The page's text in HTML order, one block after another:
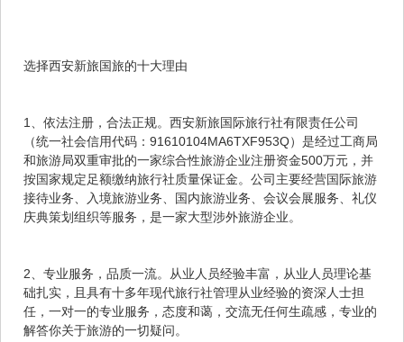
选择西安新旅国旅的十大理由
1、依法注册，合法正规。西安新旅国际旅行社有限责任公司
（统一社会信用代码：91610104MA6TXF953Q）是经过工商局
和旅游局双重审批的一家综合性旅游企业注册资金500万元，并
按国家规定足额缴纳旅行社质量保证金。公司主要经营国际旅游
接待业务、入境旅游业务、国内旅游业务、会议会展服务、礼仪
庆典策划组织等服务，是一家大型涉外旅游企业。
2、专业服务，品质一流。从业人员经验丰富，从业人员理论基
础扎实，且具有十多年现代旅行社管理从业经验的资深人士担
任，一对一的专业服务，态度和蔼，交流无任何生疏感，专业的
解答你关于旅游的一切疑问。